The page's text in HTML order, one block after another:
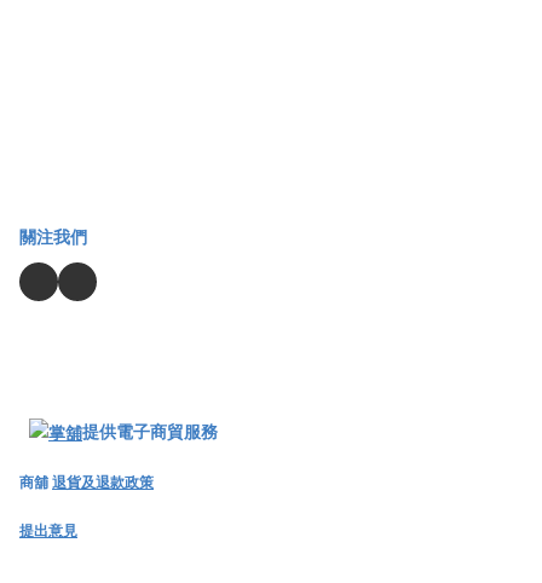
關注我們
提供電子商貿服務
商舖退貨及退款政策
提出意見